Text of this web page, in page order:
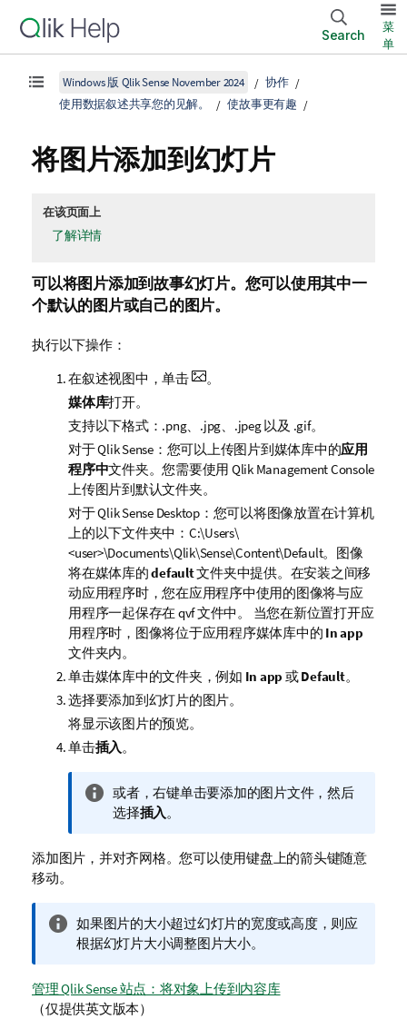
Search
菜
单
Windows 版 Qlik Sense November 2024
协作
使用数据叙述共享您的见解。
使故事更有趣
将图片添加到幻灯片
在该页面上
了解详情
可以将图片添加到故事幻灯片。您可以使用其中一
个默认的图片或自己的图片。
执行以下操作：
在叙述视图中，单击
。
媒体库打开。
支持以下格式：.png、.jpg、.jpeg以及 .gif。
对于Qlik Sense：您可以上传图片到媒体库中的应用
程序中文件夹。您需要使用 Qlik Management Console
上传图片到默认文件夹。
对于Qlik Sense Desktop：您可以将图像放置在计算机
上的以下文件夹中： C:\Users\
<user>\Documents\Qlik\Sense\Content\Default。图像
将在媒体库的default文件夹中提供。在安装之间移
动应用程序时，您在应用程序中使用的图像将与应
用程序一起保存在 qvf 文件中。 当您在新位置打开应
用程序时，图像将位于应用程序媒体库中的 In app
文件夹内。
单击媒体库中的文件夹，例如 In app 或Default。
选择要添加到幻灯片的图片。
将显示该图片的预览。
单击插入。
信
息
释
或者，右键单击要添加的图片文件，然后
选择插入。
添加图片，并对齐网格。您可以使用键盘上的箭头键随意
移动。
信
息
释
如果图片的大小超过幻灯片的宽度或高度，则应
根据幻灯片大小调整图片大小。
管理 Qlik Sense 站点：将对象上传到内容库
（仅提供英文版本）